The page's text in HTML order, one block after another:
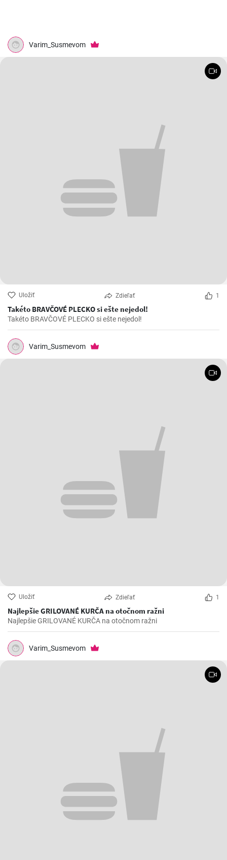
Varim_Susmevom
Uložiť Zdieľať 1
Takéto BRAVČOVÉ PLECKO si ešte nejedol!
Takéto BRAVČOVÉ PLECKO si ešte nejedol!
Varim_Susmevom
Uložiť Zdieľať 1
Najlepšie GRILOVANÉ KURČA na otočnom ražni
Najlepšie GRILOVANÉ KURČA na otočnom ražni
Varim_Susmevom